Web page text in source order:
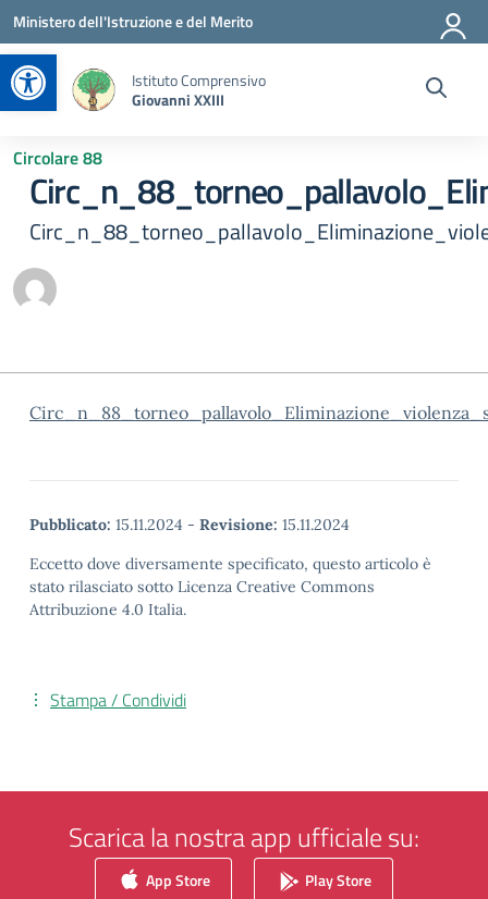
Apri la barra degli strumenti
Vai ai contenuti
Vai al menu di navigazione
Vai al footer
Ministero dell'Istruzione e del Merito
Istituto Comprensivo
Giovanni XXIII
Circolare 88
Pubblicato: 15.11.2024 - Revisione: 15.11.2024
Eccetto dove diversamente specificato, questo articolo è
stato rilasciato sotto Licenza Creative Commons
Attribuzione 4.0 Italia.
Stampa / Condividi
Scarica la nostra app ufficiale su:
App Store Play Store